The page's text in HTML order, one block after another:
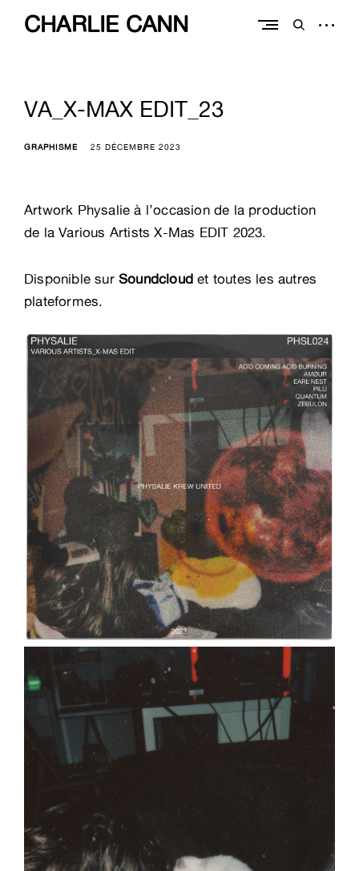
contentCHARLIE CANN
openopen
VA_X-MAX EDIT_23
GRAPHISME 25 DÉCEMBRE 2023
Artwork Physalie à l’occasion de la production
de la Various Artists X-Mas EDIT 2023.
Disponible sur Soundcloud et toutes les autres
plateformes.